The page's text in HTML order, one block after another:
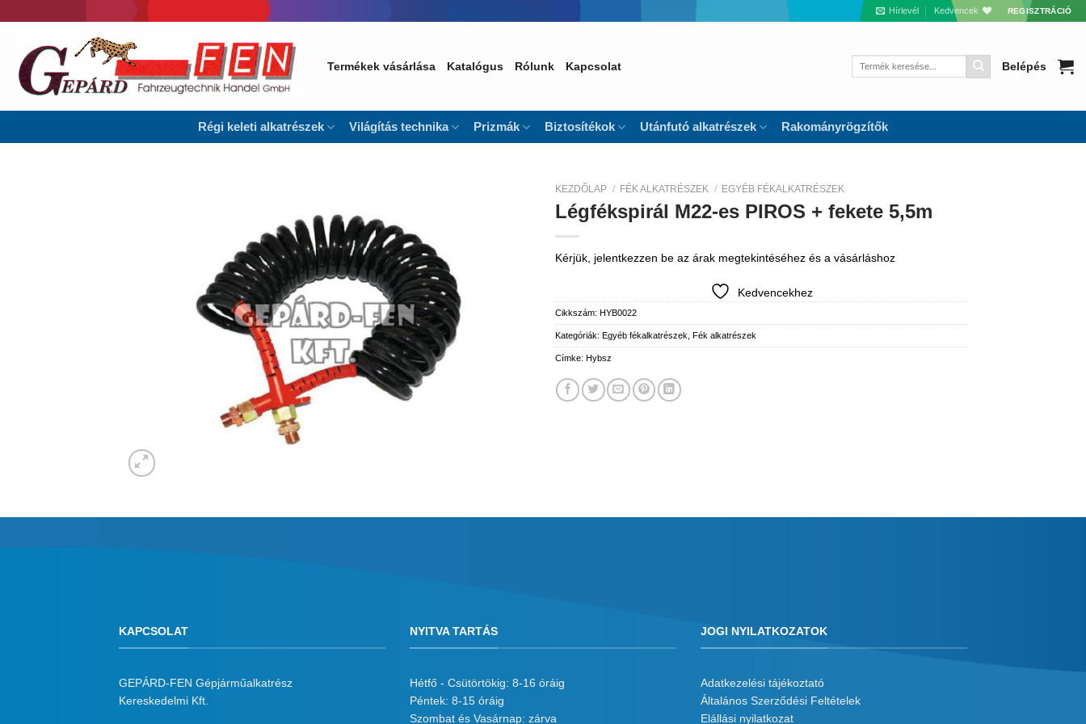
to
Hírlevél Kedvencek REGISZTRÁCIÓ
Termékek vásárlása Katalógus Rólunk Kapcsolat
Keresés
Belépés
Régi keleti alkatrészek Világítás technika Prizmák Biztosítékok Utánfutó alkatrészek Rakományrögzítők
KEZDŐLAP / FÉK ALKATRÉSZEK / EGYÉB FÉKALKATRÉSZEK
Légfékspirál M22-es PIROS + fekete 5,5m
Kérjük, jelentkezzen be az árak megtekintéséhez és a vásárláshoz
Kedvencekhez
Cikkszám: HYB0022
Kategóriák: Egyéb fékalkatrészek Fék alkatrészek
Címke: Hybsz
KAPCSOLAT
GEPÁRD-FEN Gépjárműalkatrész
Kereskedelmi Kft.
NYITVA TARTÁS
Hétfő - Csütörtökig: 8-16 óráig
Péntek: 8-15 óráig
Szombat és Vasárnap: zárva
JOGI NYILATKOZATOK
Adatkezelési tájékoztató
Általános Szerződési Feltételek
Elállási nyilatkozat